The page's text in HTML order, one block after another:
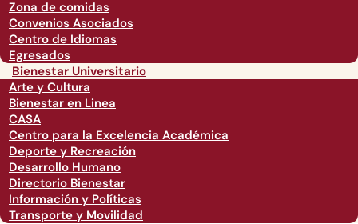
Zona de comidas
Convenios Asociados
Centro de Idiomas
Egresados
Bienestar Universitario
Arte y Cultura
Bienestar en Linea
CASA
Centro para la Excelencia Académica
Deporte y Recreación
Desarrollo Humano
Directorio Bienestar
Información y Políticas
Transporte y Movilidad